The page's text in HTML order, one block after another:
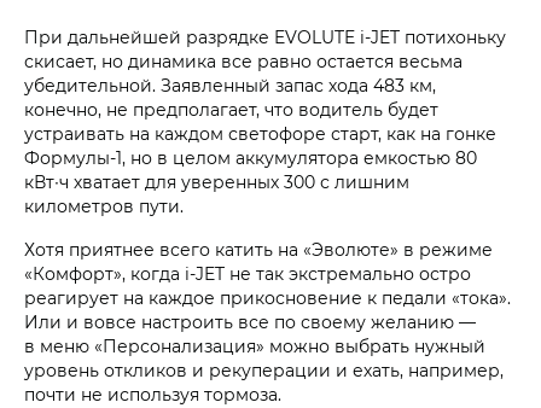
При дальнейшей разрядке EVOLUTE i‑JET потихоньку
скисает, но динамика все равно остается весьма
убедительной. Заявленный запас хода 483 км,
конечно, не предполагает, что водитель будет
устраивать на каждом светофоре старт, как на гонке
Формулы-1, но в целом аккумулятора емкостью 80
кВт∙ч хватает для уверенных 300 с лишним
километров пути.
Хотя приятнее всего катить на «Эволюте» в режиме
«Комфорт», когда i‑JET не так экстремально остро
реагирует на каждое прикосновение к педали «тока».
Или и вовсе настроить все по своему желанию —
в меню «Персонализация» можно выбрать нужный
уровень откликов и рекуперации и ехать, например,
почти не используя тормоза.